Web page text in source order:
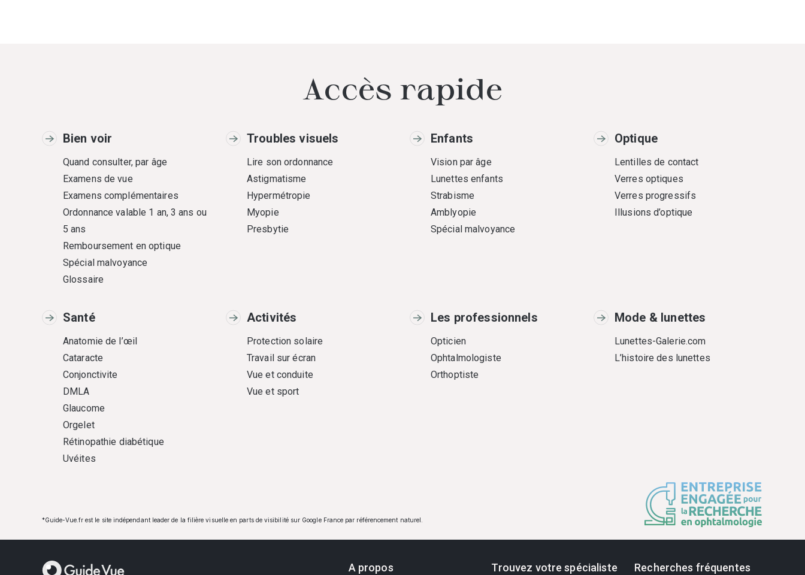
Accès rapide
Bien voir
Quand consulter, par âge
Examens de vue
Examens complémentaires
Ordonnance valable 1 an, 3 ans ou
5 ans
Remboursement en optique
Spécial malvoyance
Glossaire
Troubles visuels
Lire son ordonnance
Astigmatisme
Hypermétropie
Myopie
Presbytie
Enfants
Vision par âge
Lunettes enfants
Strabisme
Amblyopie
Spécial malvoyance
Optique
Lentilles de contact
Verres optiques
Verres progressifs
Illusions d’optique
Santé
Anatomie de l’œil
Cataracte
Conjonctivite
DMLA
Glaucome
Orgelet
Rétinopathie diabétique
Uvéites
Activités
Protection solaire
Travail sur écran
Vue et conduite
Vue et sport
Les professionnels
Opticien
Ophtalmologiste
Orthoptiste
Mode & lunettes
Lunettes-Galerie.com
L’histoire des lunettes
*Guide-Vue.fr est le site indépendant leader de la filière visuelle en parts de visibilité sur Google France par référencement naturel.
A propos Trouvez votre spécialiste Recherches fréquentes